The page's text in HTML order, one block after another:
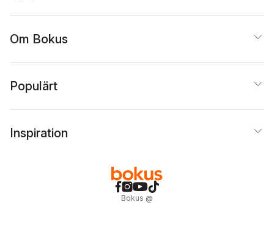
Om Bokus
Populärt
Inspiration
Bokus @